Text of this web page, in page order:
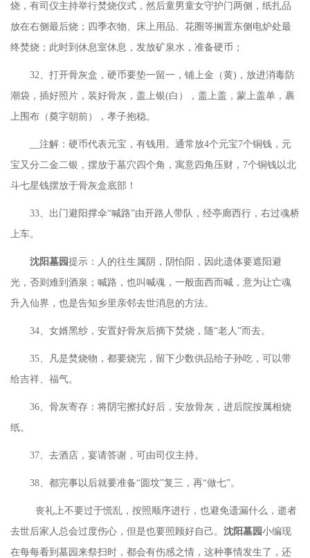
烧，有司仪主持举行焚烧仪式，然后童男童女守护门两侧，纸扎品
放在右侧最后烧；四季衣物、床上用品、花圈等搁置东侧电炉处最
终焚烧；此时到休息室休息，发放矿泉水，准备硬币；
32、打开骨灰盒，硬币要垫一留一，铺上金（黄)，放进消毒防
潮袋，插好照片，装好骨灰，盖上银(白），盖上盖，蒙上盖单，裹
上围布（奠字朝前），孝子抱稳。
__注解：硬币代表元宝，有钱用。通常放4个元宝7个铜钱，元
宝又分二金二银，摆放于墓穴四个角，寓意四角压财，7个铜钱以北
斗七星钱摆放于骨灰盒底部！
33、出门避阳撑伞“喊路”由开路人带队，经亭廊西行，右过魂桥
上车。
沈阳墓园提示：人的往生属阴，阴怕阳，因此遗体要遮阳避
光，否则难到酒泉；喊路，也叫喊魂，一般面西而喊，意为让亡魂
升入仙界，也是告知乡里亲邻去世消息的方法。
34、女婿黑纱，安置好骨灰后摘下焚烧，随“老人”而去。
35、凡是焚烧物，都要烧完，留下少数供品给子孙吃，可以带
给吉祥、福气。
36、骨灰寄存：将阴宅擦拭好后，安放骨灰，进后院按属相烧
纸。
37、去酒店，宴请答谢，可由司仪主持。
38、都完事以后就要准备“圆坟”复三，再“做七”。
丧礼上不要过于慌乱，按照顺序进行，也避免遗漏什么，逝者
去世后家人总会过度伤心，但是也要照顾好自己。 沈阳墓园小编现
在每每看到墓园来祭扫时，都会有伤感之情，这种事情发生了，还